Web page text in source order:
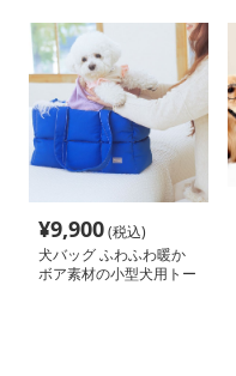
¥9,900(税込)
犬バッグ ふわふわ暖か
ボア素材の小型犬用トー